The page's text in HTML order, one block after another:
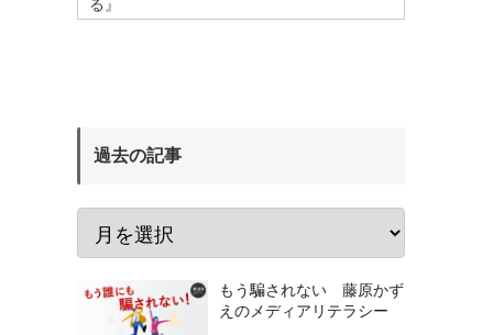
る』
過去の記事
もう騙されない 藤原かず
えのメディアリテラシー